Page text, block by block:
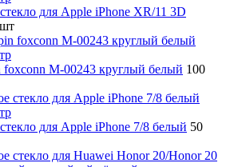
для Apple iPhone XR/11 3D
foxconn M-00243 круглый белый 100
для Apple iPhone 7/8 белый 50